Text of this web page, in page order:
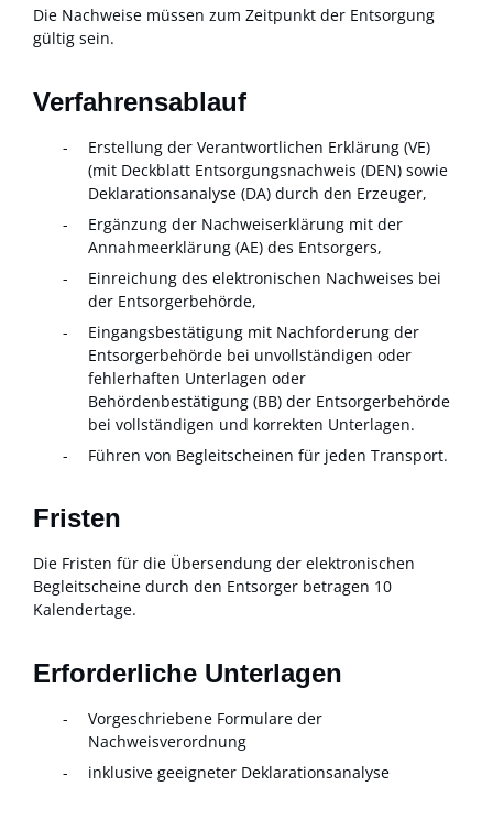
Die Nachweise müssen zum Zeitpunkt der Entsorgung
gültig sein.
Verfahrensablauf
Erstellung der Verantwortlichen Erklärung (VE)
(mit Deckblatt Entsorgungsnachweis (DEN) sowie
Deklarationsanalyse (DA) durch den Erzeuger,
Ergänzung der Nachweiserklärung mit der
Annahmeerklärung (AE) des Entsorgers,
Einreichung des elektronischen Nachweises bei
der Entsorgerbehörde,
Eingangsbestätigung mit Nachforderung der
Entsorgerbehörde bei unvollständigen oder
fehlerhaften Unterlagen oder
Behördenbestätigung (BB) der Entsorgerbehörde
bei vollständigen und korrekten Unterlagen.
Führen von Begleitscheinen für jeden Transport.
Fristen
Die Fristen für die Übersendung der elektronischen
Begleitscheine durch den Entsorger betragen 10
Kalendertage.
Erforderliche Unterlagen
Vorgeschriebene Formulare der
Nachweisverordnung
inklusive geeigneter Deklarationsanalyse